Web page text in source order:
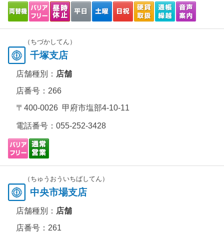
（ちづかしてん）
千塚支店
店舗種別： 店舗
店番号：266
〒400-0026 甲府市塩部4-10-11
電話番号： 055-252-3428
（ちゅうおういちばしてん）
中央市場支店
店舗種別： 店舗
店番号：261